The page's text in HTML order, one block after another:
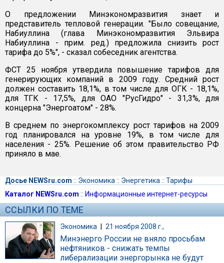
О предложении Минэкономразвития знает и
представитель тепловой генерации. "Было совещание,
Набиуллина (глава Минэкономразвития Эльвира
Набиуллина - прим. ред.) предложила снизить рост
тарифа до 5%", - сказал собеседник агентства.
ФСТ 25 ноября утвердила повышение тарифов для
генерирующих компаний в 2009 году. Средний рост
должен составить 18,1%, в том числе для ОГК - 18,1%,
для ТГК - 17,5%, для ОАО "РусГидро" - 31,3%, для
концерна "Энергоатом" - 28%.
В среднем по энергокомплексу рост тарифов на 2009
год планировался на уровне 19%, в том числе для
населения - 25%. Решение об этом правительство РФ
приняло в мае.
Досье NEWSru.com :: Экономика :: Энергетика :: Тарифы
Каталог NEWSru.com :: Информационные интернет-ресурсы
ССЫЛКИ ПО ТЕМЕ
Экономика | 21 ноября 2008 г.,
Минэнерго России не вняло просьбам
нефтяников - снижать темпы
либерализации энергорынка не будут